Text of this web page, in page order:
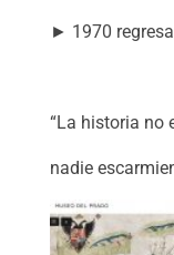
► 1970
“La historia no
nadie